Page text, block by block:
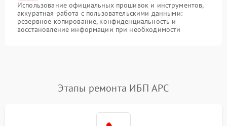
Использование официальных прошивок и инструментов,
аккуратная работа с пользовательскими данными:
резервное копирование, конфиденциальность и
восстановление информации при необходимости
Этапы ремонта ИБП APC